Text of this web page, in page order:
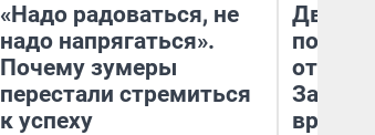
«Надо радоваться, не
надо напрягаться».
Почему зумеры
перестали стремиться
к успеху
Два
от 100
врачей